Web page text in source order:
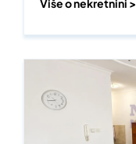
Više o nekretnini >